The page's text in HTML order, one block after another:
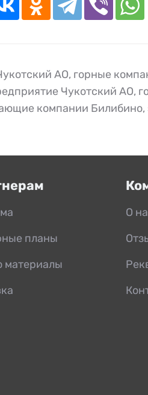
АО, горные
Чукотский АО,
компании Билибино,
планы
материалы
О